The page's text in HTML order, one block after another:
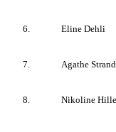
6. Eline Dehli
7. Agathe
8. Nikoline